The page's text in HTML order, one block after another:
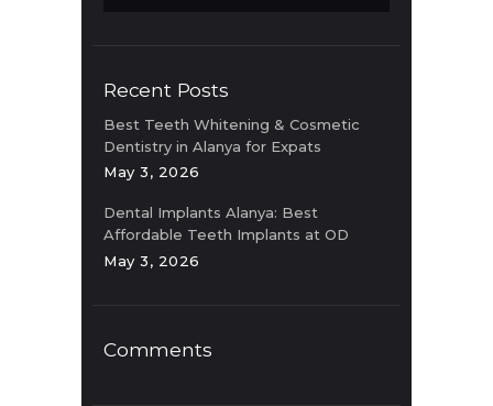
Recent Posts
Best Teeth Whitening & Cosmetic
Dentistry in Alanya for Expats
May 3, 2026
Dental Implants Alanya: Best
Affordable Teeth Implants at OD
Clinic
May 3, 2026
Comments